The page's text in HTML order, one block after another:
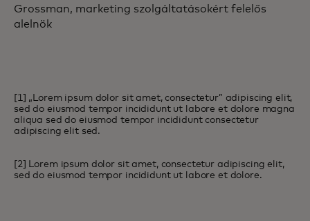
Grossman, marketing szolgáltatásokért felelős
alelnök
[1] „Lorem ipsum dolor sit amet, consectetur” adipiscing elit,
sed do eiusmod tempor incididunt ut labore et dolore magna
aliqua sed do eiusmod tempor incididunt consectetur
adipiscing elit sed.
[2] Lorem ipsum dolor sit amet, consectetur adipiscing elit,
sed do eiusmod tempor incididunt ut labore et dolore.